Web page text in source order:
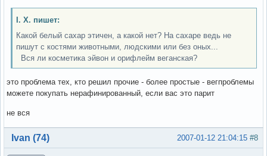
І. Х. пишет:
Какой белый сахар этичен, а какой нет? На сахаре ведь не
пишут с костями животными, людскими или без оных...
Вся ли косметика эйвон и орифлейм веганская?
это проблема тех, кто решил прочие - более простые - вегпроблемы
можете покупать нерафинированный, если вас это парит
не вся
Вне форума #8
2007-01-12 21:04:15
Ivan (74)